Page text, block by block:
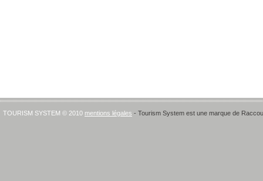
TOURISM SYSTEM © 2010 mentions légales - Tourism System est une marque de